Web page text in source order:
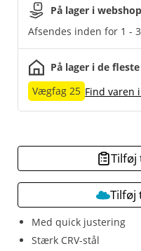
Med quick justering
Stærk CRV-stål
På lager i webshop
Afsendes inden for 1 -
På lager i de
Vægfag 25 Find varen
Tilføj
Tilføj